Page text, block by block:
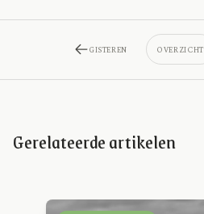
GISTEREN OVERZICHT
Gerelateerde artikelen